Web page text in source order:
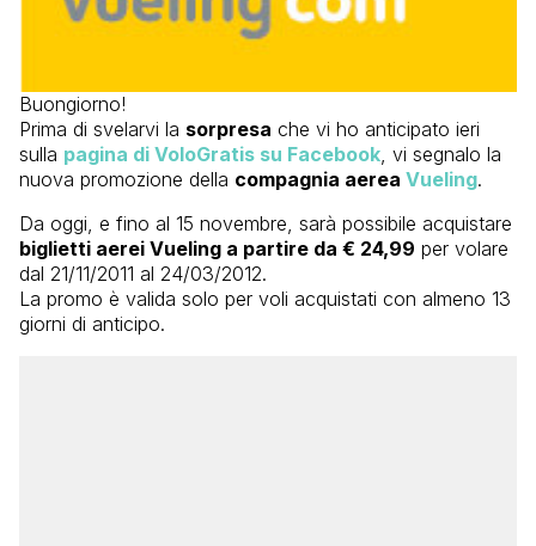
Buongiorno!
Prima di svelarvi la sorpresa che vi ho anticipato ieri
sulla pagina di VoloGratis su Facebook, vi segnalo la
nuova promozione della compagnia aerea Vueling.
Da oggi, e fino al 15 novembre, sarà possibile acquistare
biglietti aerei Vueling a partire da € 24,99 per volare
dal 21/11/2011 al 24/03/2012.
La promo è valida solo per voli acquistati con almeno 13
giorni di anticipo.